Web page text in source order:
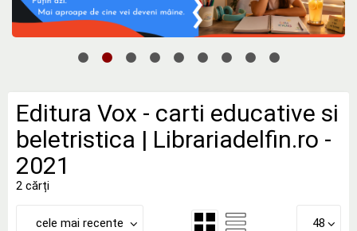
Editura Vox - carti educative si
beletristica | Librariadelfin.ro -
2021
2 cărți
cele mai recente 48